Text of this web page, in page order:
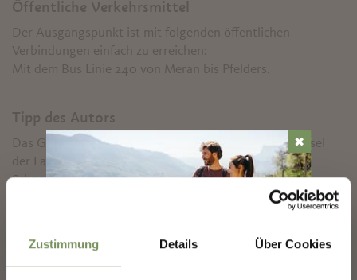
Zustimmung Details Über Cookies
Öffentliche Verkehrsmittel
Der Ausgangspunkt ist mit folgenden öffentlichen
Verbindungen einfach zu erreichen:
Mit dem Bus Linie 240 von Meran bis Pfelders.
Tipp des Autors
Das Gelände um die Hofsiedlung Lazins und im Talkessel
der Lazins Alm eignet sich vorzüglich zum
Schneeschuhwandern. Außerhalb der gespurten
Wegabschnitte ist jedoch erhöhte Vorsicht geboten! Eine
Nähe des Wanderweges ebenfalls von Pfelders bis zur
Lazins Alm, allerdings müssen einige steile Anstiege
überwunden werden.
✖